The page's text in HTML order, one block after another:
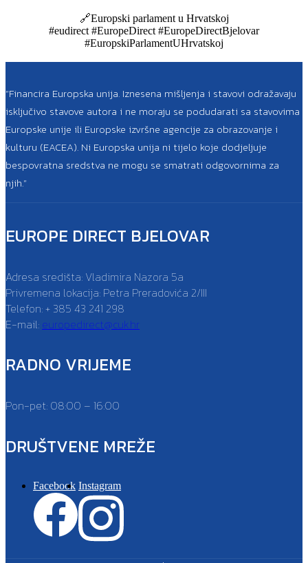
🔗Europski parlament u Hrvatskoj
#eudirect #EuropeDirect #EuropeDirectBjelovar
#EuropskiParlamentUHrvatskoj
“Financira Europska unija. Iznesena mišljenja i stavovi odražavaju
isključivo stavove autora i ne moraju se podudarati sa stavovima
Europske unije ili Europske izvršne agencije za obrazovanje i
kulturu (EACEA). Ni Europska unija ni tijelo koje dodjeljuje
bespovratna sredstva ne mogu se smatrati odgovornima za
njih.”
EUROPE DIRECT BJELOVAR
Adresa središta: Vladimira Nazora 5a
Privremena lokacija: Petra Preradovića 2/III
Telefon: + 385 43 241 298
E-mail: europedirect@cuk.hr
RADNO VRIJEME
Pon-pet: 08:00 – 16:00
DRUŠTVENE MREŽE
Facebook Instagram